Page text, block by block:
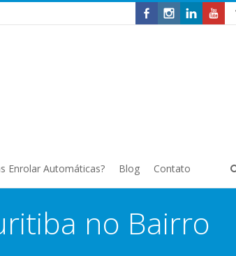
Enrolar Automáticas? Blog Contato
no Bairro